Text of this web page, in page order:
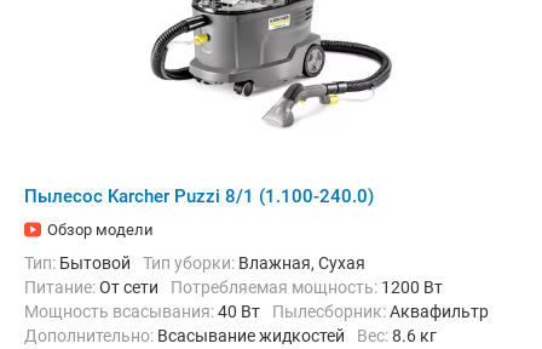
Пылесос Karcher Puzzi 8/1 (1.100-240.0)
Обзор модели
Тип: Бытовой Тип уборки: Влажная, Сухая
питание:От сети Потребляемая мощность: 1200 Вт
Мощность всасывания:40 Вт пылесборник:Аквафильтр
Дополнительно: Всасывание жидкостей Вес:8.6 кг